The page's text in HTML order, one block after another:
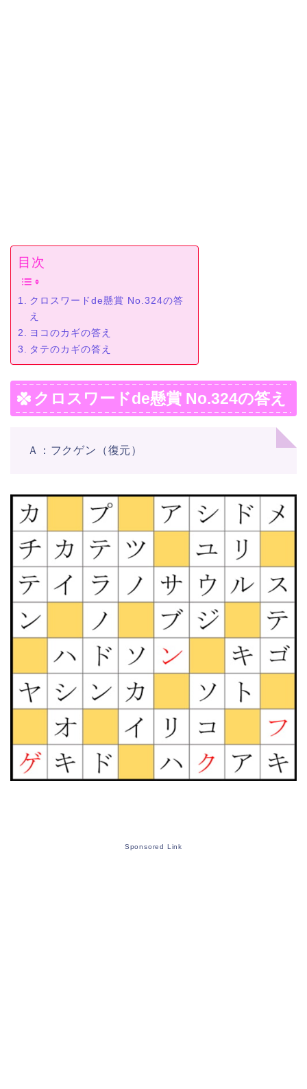
目次
クロスワードde懸賞 No.324の答
え
ヨコのカギの答え
タテのカギの答え
クロスワードde懸賞 No.324の答え
Ａ：フクゲン（復元）
Sponsored Link